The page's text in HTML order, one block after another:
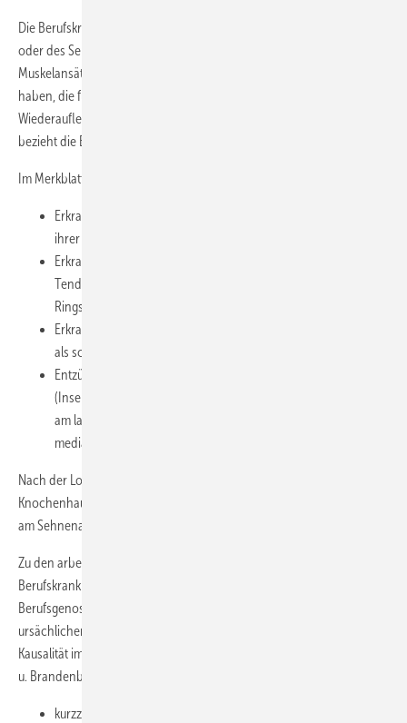
Die Berufskrankheit Nr. 2101: „Erkrankungen der Sehnenscheiden
oder des Sehnengleitgewebes sowie der Sehnen- oder
Muskelansätze, die zur Unterlassung aller Tätigkeiten gezwungen
haben, die für die Entstehung, die Verschlimmerung oder das
Wiederaufleben der Krankheit ursächlich waren oder sein können“,
bezieht die Epicondylitis lateralis ein.
Im Merkblatt zur BK 2101 werden genannt:
Erkrankungen der passiven Überträger der Muskelkraft und
ihrer Gleitgewebe,
Erkrankungen der Sehnenscheiden (Vagina tendinitis), z. B. die
Tendovagintis crepitans oder Entzündungen im Bereich der
Ringsbänder, wie z. B. die Tendovagintis deQuervain,
Erkrankungen des Sehnengleitgewebes (Peritendineum), z. B.
als schnellender Finger,
Entzündungen der Sehnensansätze am Knochen
(Insertionstendopathie), hierzu zählen der Tennisellenbogen
am lateralen und der Golfer- bzw. Werferellenbogen am
medialen Epikondylus.
Nach der Lokalisation sind die Periostitis (Entzündung der
Knochenhaut) und die Epikondylitis als teils entzündliche Erkrankung
am Sehnenansatz (Epikondylus) zu unterscheiden.
Zu den arbeitstechnischen Voraussetzungen für das Vorliegen der
Berufskrankheit gibt es eine auf den Erfahrungen einer
Berufsgenossenschaft basierenden pragmatische Setzung von
ursächlichen Kriterien für die Anerkennung einer Epikondylitis für die
Kausalität im Sinn einer BK, die derzeitig Verwendung findet (Mehrtens
u. Brandenburg 2008). Dazu gehören:
kurzzyklische Repetition, feinmotorische Handtätigkeiten mit